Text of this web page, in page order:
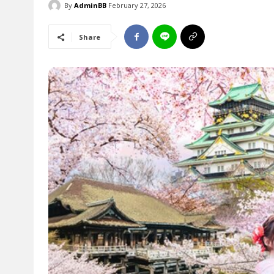
By AdminBB February 27, 2026
Share